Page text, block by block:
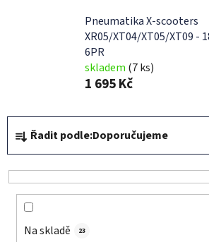
Pneumatika X-scooters
XR05/XT04/XT05/XT09 -
6PR
skladem (7 ks)
1 695 Kč
Ř
a
z
e
Řadit podle:Doporučujeme
Na skladě 23